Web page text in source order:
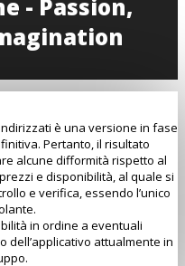
è una versione in fase
Pertanto, il risultato
alcune difformità rispetto al
e disponibilità, al quale si
e verifica, essendo l’unico
in ordine a eventuali
dell’applicativo attualmente in